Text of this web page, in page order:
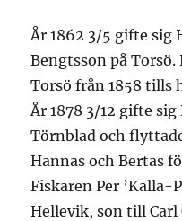
År 1862 3/5 gifte sig
Bengtsson på Torsö.
Torsö från 1858 tills
År 1878 3/12 gifte
Törnblad och
Hannas och Bertas
Fiskaren Per ’Kalla-
Hellevik, son till Carl